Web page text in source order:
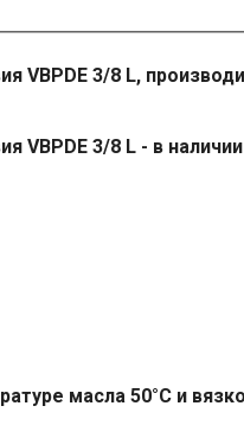
VBPDE 3/8 L,
VBPDE 3/8 L - в
масла 50°С и